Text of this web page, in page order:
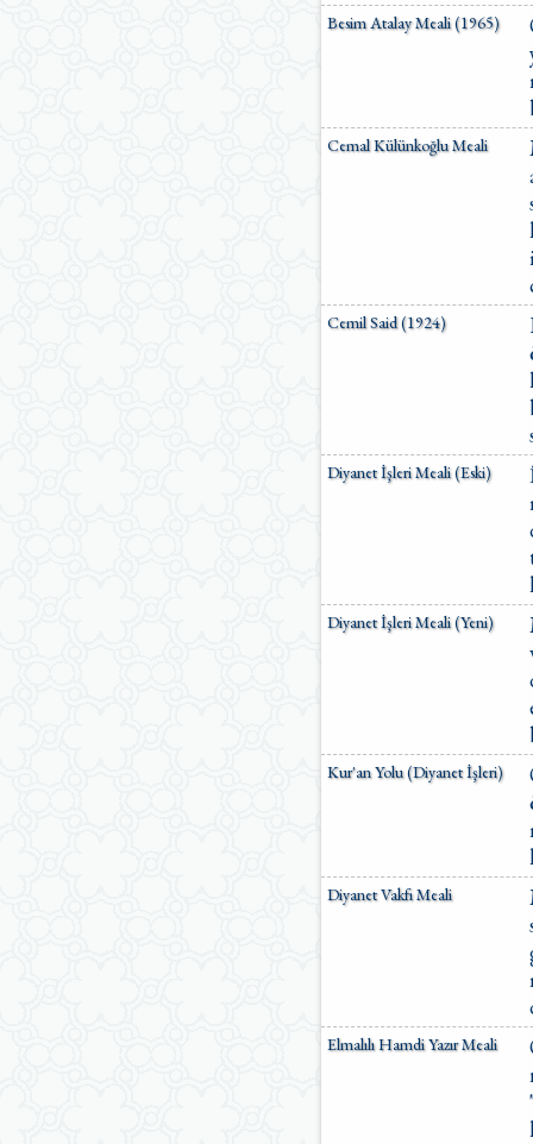
Besim Atalay Meali (1965)
Cemal Külünkoğlu Meali
Cemil Said (1924)
Diyanet İşleri Meali (Eski)
Diyanet İşleri Meali (Yeni)
Kur'an Yolu (Diyanet İşleri)
Diyanet Vakfı Meali
Elmalılı Hamdi Yazır Meali